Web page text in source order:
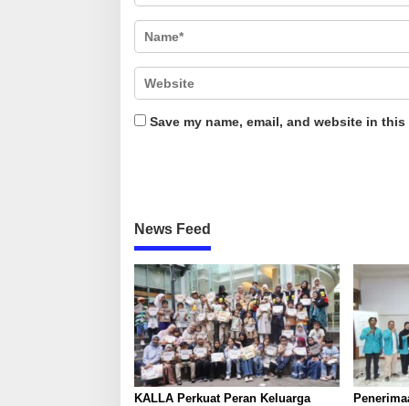
Save my name, email, and website in
News Feed
KALLA Perkuat Peran Keluarga